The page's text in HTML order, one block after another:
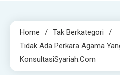
Home
Tak Berkategori
Tidak Ada Perkara Agama
KonsultasiSyariah.com